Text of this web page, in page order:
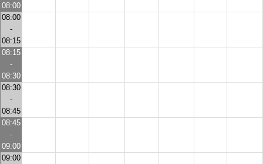
08:00
08:00
-
08:15
08:15
-
08:30
08:30
-
08:45
08:45
-
09:00
09:00